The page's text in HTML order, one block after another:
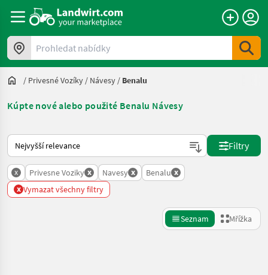
Prohledat nabídky
/ Privesné Vozíky / Návesy / Benalu
Kúpte nové alebo použité Benalu Návesy
Takto se řadí nabídky na Landwirt.com
Filtry
x Privesne Voziky x Navesy x Benalu x
x Vymazat všechny filtry
Seznam Mřížka